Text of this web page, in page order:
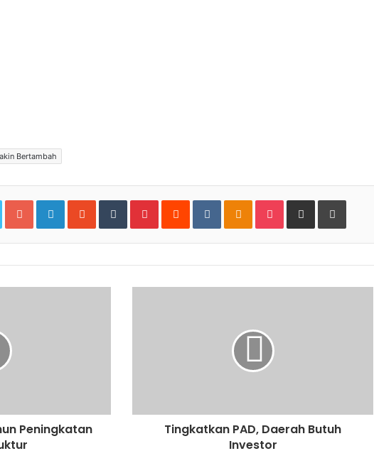
Bertambah
TwitterGoogle+LinkedInStumbleUpon
TumblrPinterestReddit VKontakteOdnoklassniki
PocketShare via Email Print
Peningkatan
Tingkatkan PAD, Daerah Butuh
Investor